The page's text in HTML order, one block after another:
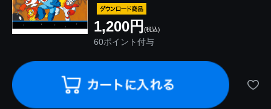
1,200円 (税込)
60ポイント付与